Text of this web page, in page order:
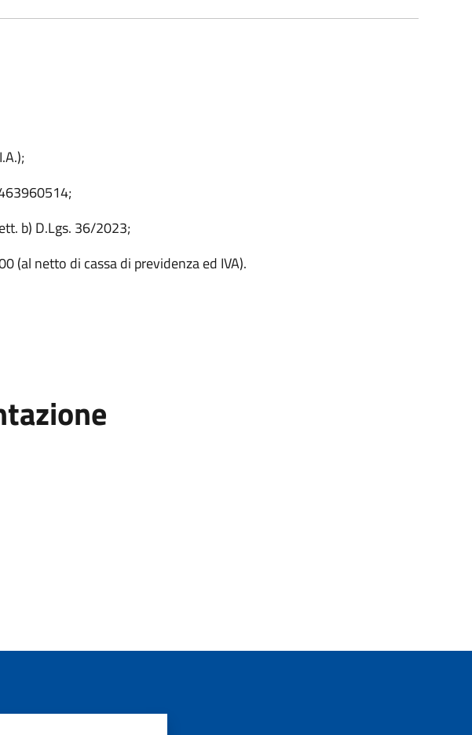
b) D.Lgs. 36/2023;
(al netto di cassa di previdenza ed IVA).